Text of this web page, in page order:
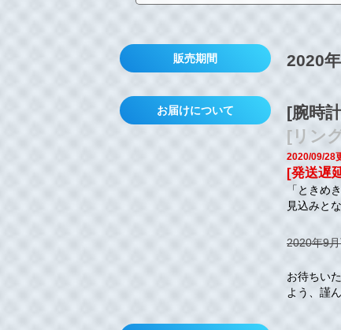
販売期間 2020
お届けについて
[腕時
[リン
2020/09/28
[発送遅
「とき
見込み
2020年9
お待ちい
よう、謹